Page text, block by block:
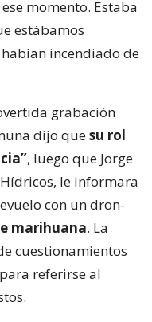
momento. Estaba
estábamos
incendiado de
grabación
dijo quesu rol
, luego que Jorge
le informara
con un dron-
marihuana. La
cuestionamientos
referirse al